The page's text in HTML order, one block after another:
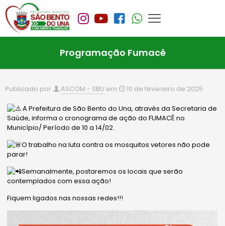
Programação Fumacê
Publicado por ASCOM - SBU em 10 de fevereiro de 2025
A Prefeitura de São Bento do Una, através da Secretaria de
Saúde, informa o cronograma de ação do FUMACÊ no
Município/ Período de 10 a 14/02.
O trabalho na luta contra os mosquitos vetores não pode
parar!
Semanalmente, postaremos os locais que serão
contemplados com essa ação!
Fiquem ligados nas nossas redes!!!